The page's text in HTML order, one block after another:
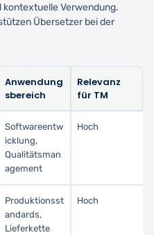
Verwendung.
Übersetzer bei der
Anwendung
sbereich
Relevanz
für TM
Softwareentw
icklung,
Qualitätsman
agement
Hoch
Produktionsst
andards,
Lieferkette
Hoch